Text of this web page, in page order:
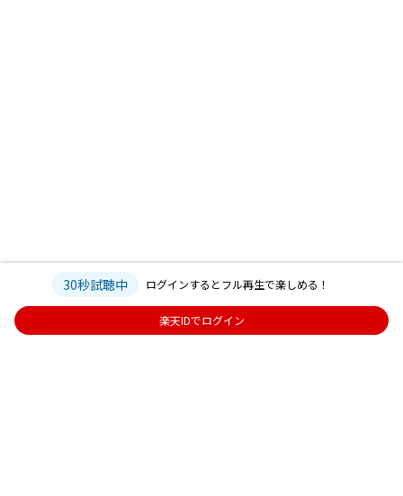
30秒試聴中 ログインするとフル再生で楽しめる！
楽天IDでログイン